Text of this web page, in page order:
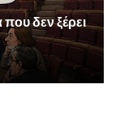
δεν ξέρει